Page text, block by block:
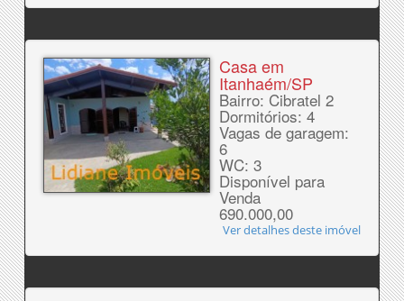
Casa em
Itanhaém/SP
Bairro: Cibratel 2
Dormitórios: 4
Vagas de garagem:
6
WC: 3
Disponível para
Venda
690.000,00
Ver detalhes deste imóvel